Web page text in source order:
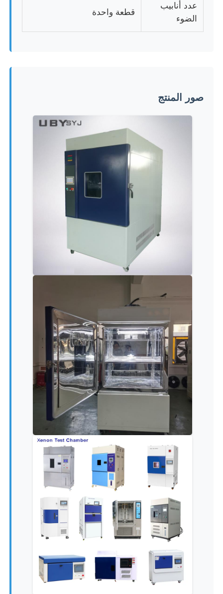
عدد أنابيب
الضوء
قطعة واحدة
صور المنتج